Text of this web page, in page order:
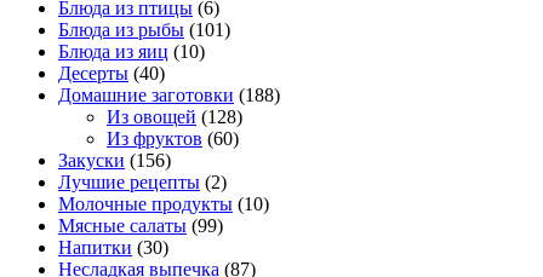
Блюда из птицы (6)
Блюда из рыбы (101)
Блюда из яиц (10)
Десерты (40)
Домашние заготовки (188)
Из овощей (128)
Из фруктов (60)
Закуски (156)
Лучшие рецепты (2)
Молочные продукты (10)
Мясные салаты (99)
Напитки (30)
Несладкая выпечка (87)